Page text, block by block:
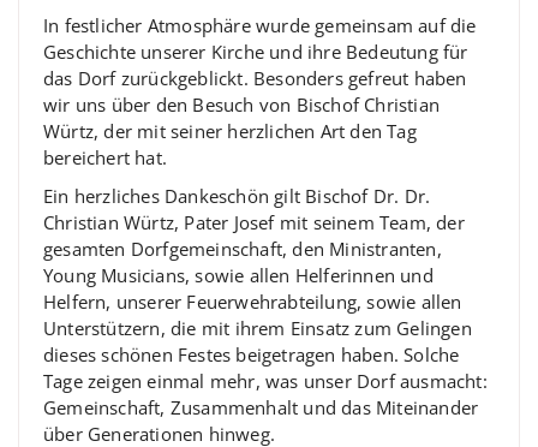
In festlicher Atmosphäre wurde gemeinsam auf die
Geschichte unserer Kirche und ihre Bedeutung für
das Dorf zurückgeblickt. Besonders gefreut haben
wir uns über den Besuch von Bischof Christian
Würtz, der mit seiner herzlichen Art den Tag
bereichert hat.
Ein herzliches Dankeschön gilt Bischof Dr. Dr.
Christian Würtz, Pater Josef mit seinem Team, der
gesamten Dorfgemeinschaft, den Ministranten,
Young Musicians, sowie allen Helferinnen und
Helfern, unserer Feuerwehrabteilung, sowie allen
Unterstützern, die mit ihrem Einsatz zum Gelingen
dieses schönen Festes beigetragen haben. Solche
Tage zeigen einmal mehr, was unser Dorf ausmacht:
Gemeinschaft, Zusammenhalt und das Miteinander
über Generationen hinweg.